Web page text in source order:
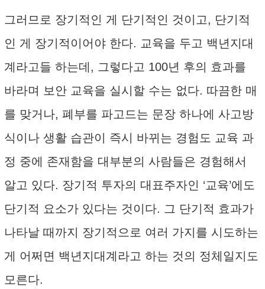
그러므로 장기적인 게 단기적인 것이고, 단기적
인 게 장기적이어야 한다. 교육을 두고 백년지대
계라고들 하는데, 그렇다고 100년 후의 효과를
바라며 보안 교육을 실시할 수는 없다. 따끔한 매
를 맞거나, 폐부를 파고드는 문장 하나에 사고방
식이나 생활 습관이 즉시 바뀌는 경험도 교육 과
정 중에 존재함을 대부분의 사람들은 경험해서
알고 있다. 장기적 투자의 대표주자인 ‘교육’에도
단기적 요소가 있다는 것이다. 그 단기적 효과가
나타날 때까지 장기적으로 여러 가지를 시도하는
게 어쩌면 백년지대계라고 하는 것의 정체일지도
모른다.